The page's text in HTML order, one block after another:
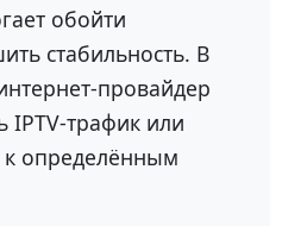
обойти
стабильность. В
провайдер
IPTV-трафик или
к определённым